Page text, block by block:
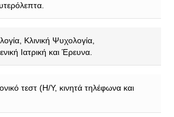
Κλινική Ψυχολογία,
Ιατρική και Έρευνα.
τεστ (Η/Υ, κινητά τηλέφωνα και